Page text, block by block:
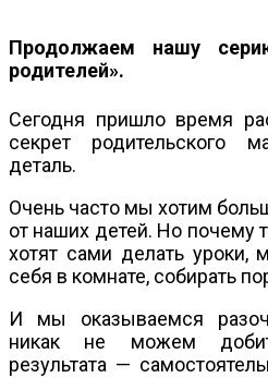
Продолжаем нашу
родителей».
Сегодня пришло время
секрет родительского
деталь.
Очень часто мы хотим
от наших детей. Но почему
хотят сами делать уроки,
себя в комнате, собирать
И мы оказываемся
никак не можем
результата —